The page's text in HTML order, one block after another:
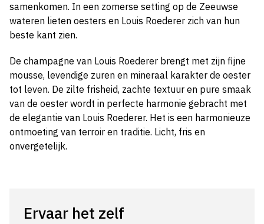
samenkomen. In een zomerse setting op de Zeeuwse
wateren lieten oesters en Louis Roederer zich van hun
beste kant zien.
De champagne van Louis Roederer brengt met zijn fijne
mousse, levendige zuren en mineraal karakter de oester
tot leven. De zilte frisheid, zachte textuur en pure smaak
van de oester wordt in perfecte harmonie gebracht met
de elegantie van Louis Roederer. Het is een harmonieuze
ontmoeting van terroir en traditie. Licht, fris en
onvergetelijk.
Ervaar het zelf